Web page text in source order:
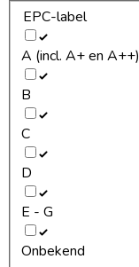
EPC-label
A (incl. A+ en A++)
B
C
D
E - G
Onbekend